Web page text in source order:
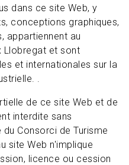
dans ce site Web, y
conceptions graphiques,
appartiennent au
Llobregat et sont
et internationales sur la
.
de ce site Web et de
interdite sans
Consorci de Turisme
site Web n'implique
licence ou cession